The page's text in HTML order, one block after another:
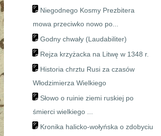
Niegodnego Kosmy Prezbitera
mowa przeciwko nowo po...
Godny chwały (Laudabiliter)
Rejza krzyżacka na Litwę w 1348 r.
Historia chrztu Rusi za czasów
Włodzimierza Wielkiego
Słowo o ruinie ziemi ruskiej po
śmierci wielkiego ...
Kronika halicko-wołyńska o zdobyciu